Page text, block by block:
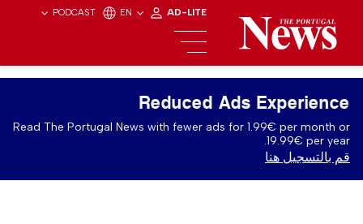
PODCAST EN AD-LITE
Reduced Ads Experience
Read The Portugal News with fewer ads for 1.99€ per month or
19.99€ per year.
قم بالتسجيل هنا